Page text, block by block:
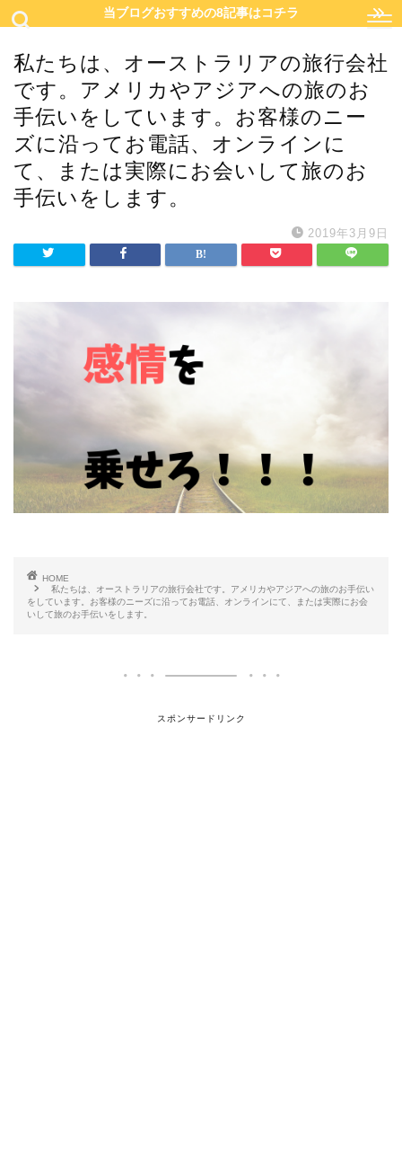
当ブログおすすめの8記事はコチラ
私たちは、オーストラリアの旅行会社
です。アメリカやアジアへの旅のお
手伝いをしています。お客様のニー
ズに沿ってお電話、オンラインに
て、または実際にお会いして旅のお
手伝いをします。
2019年3月9日
HOME
私たちは、オーストラリアの旅行会社です。アメリカやアジアへの旅のお手伝い
をしています。お客様のニーズに沿ってお電話、オンラインにて、または実際にお会
いして旅のお手伝いをします。
スポンサードリンク